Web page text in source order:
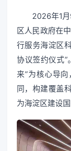
2026年1
区人民政府在
行服务海淀区
协议签约仪式
来”为核心导
同，构建覆盖
为海淀区建设